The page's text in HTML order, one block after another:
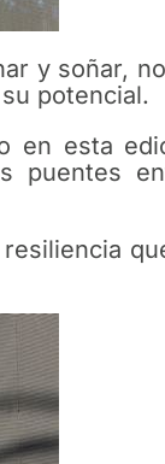
y soñar,
potencial.
en esta
puentes